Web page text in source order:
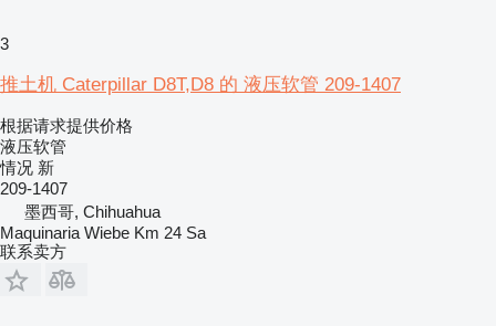
3
推土机 Caterpillar D8T,D8 的 液压软管 209-1407
根据请求提供价格
液压软管
情况 新
209-1407
墨西哥, Chihuahua
Maquinaria Wiebe Km 24 Sa
联系卖方